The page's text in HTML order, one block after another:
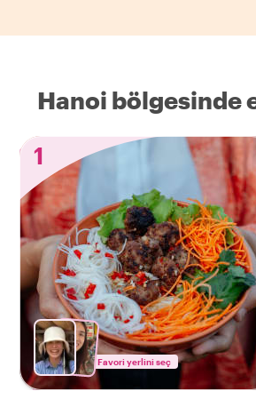
Hanoi bölgesinde
1
Favori yerlini seç